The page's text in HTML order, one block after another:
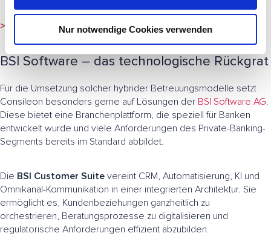
l
Nur notwendige Cookies verwenden
>>> Mehr zu KI-Beratung
BSI Software – das technologische Rückgrat
Für die Umsetzung solcher hybrider Betreuungsmodelle setzt
Consileon besonders gerne auf Lösungen der BSI Software AG.
Diese bietet eine Branchenplattform, die speziell für Banken
entwickelt wurde und viele Anforderungen des Private-Banking-
Segments bereits im Standard abbildet.
Die BSI Customer Suite vereint CRM, Automatisierung, KI und
Omnikanal-Kommunikation in einer integrierten Architektur. Sie
ermöglicht es, Kundenbeziehungen ganzheitlich zu
orchestrieren, Beratungsprozesse zu digitalisieren und
regulatorische Anforderungen effizient abzubilden.